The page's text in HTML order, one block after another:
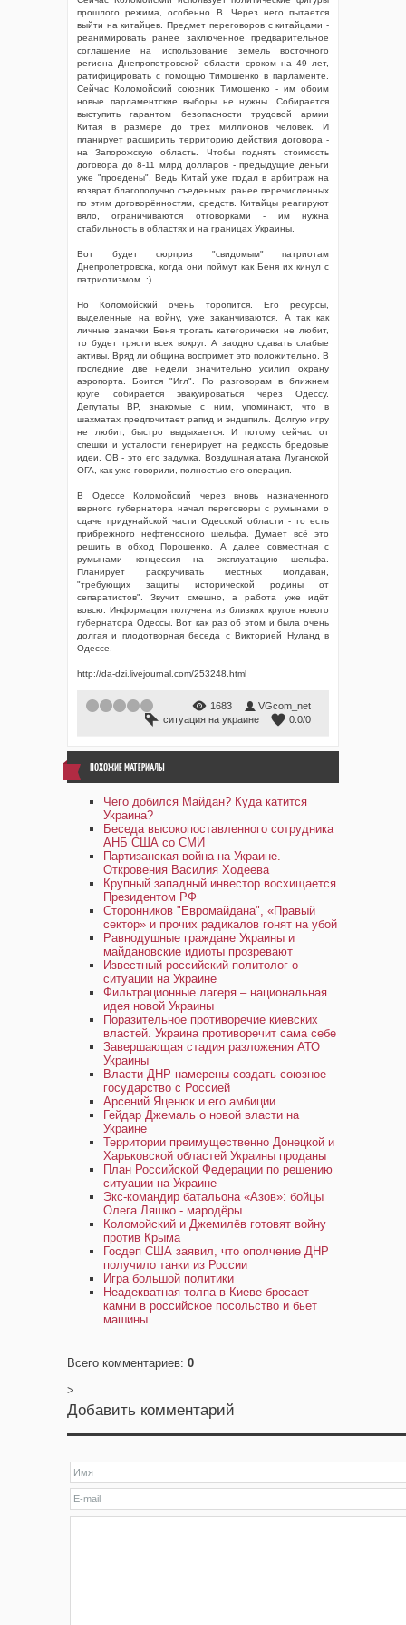
прошлого режима, особенно В. Через него пытается
выйти на китайцев. Предмет переговоров с китайцами -
реанимировать ранее заключенное предварительное
соглашение на использование земель восточного
региона Днепропетровской области сроком на 49 лет,
ратифицировать с помощью Тимошенко в парламенте.
Сейчас Коломойский союзник Тимошенко - им обоим
новые парламентские выборы не нужны. Собирается
выступить гарантом безопасности трудовой армии
Китая в размере до трёх миллионов человек. И
планирует расширить территорию действия договора -
на Запорожскую область. Чтобы поднять стоимость
договора до 8-11 млрд долларов - предыдущие деньги
уже "проедены". Ведь Китай уже подал в арбитраж на
возврат благополучно съеденных, ранее перечисленных
по этим договорённостям, средств. Китайцы реагируют
вяло, ограничиваются отговорками - им нужна
стабильность в областях и на границах Украины.
Вот будет сюрприз "свидомым" патриотам
Днепропетровска, когда они поймут как Беня их кинул с
патриотизмом. :)
Но Коломойский очень торопится. Его ресурсы,
выделенные на войну, уже заканчиваются. А так как
личные заначки Беня трогать категорически не любит,
то будет трясти всех вокруг. А заодно сдавать слабые
активы. Вряд ли община воспримет это положительно. В
последние две недели значительно усилил охрану
аэропорта. Боится "Игл". По разговорам в ближнем
круге собирается эвакуироваться через Одессу.
Депутаты ВР, знакомые с ним, упоминают, что в
шахматах предпочитает рапид и эндшпиль. Долгую игру
не любит, быстро выдыхается. И потому сейчас от
спешки и усталости генерирует на редкость бредовые
идеи. ОВ - это его задумка. Воздушная атака Луганской
ОГА, как уже говорили, полностью его операция.
В Одессе Коломойский через вновь назначенного
верного губернатора начал переговоры с румынами о
сдаче придунайской части Одесской области - то есть
прибрежного нефтеносного шельфа. Думает всё это
решить в обход Порошенко. А далее совместная с
румынами концессия на эксплуатацию шельфа.
Планирует раскручивать местных молдаван,
"требующих защиты исторической родины от
сепаратистов". Звучит смешно, а работа уже идёт
вовсю. Информация получена из близких кругов нового
губернатора Одессы. Вот как раз об этом и была очень
долгая и плодотворная беседа с Викторией Нуланд в
Одессе.
http://da-dzi.livejournal.com/253248.html
1 2 3 4 1683
VGcom_net
ситуация на украине
0.0/0
ПОХОЖИЕ МАТЕРИАЛЫ
Чего добился Майдан? Куда катится
Украина?
Беседа высокопоставленного сотрудника
АНБ США со СМИ
Партизанская война на Украине.
Откровения Василия Ходеева
Крупный западный инвестор восхищается
Президентом РФ
Сторонников "Евромайдана", «Правый
сектор» и прочих радикалов гонят на убой
Равнодушные граждане Украины и
майдановские идиоты прозревают
Известный российский политолог о
ситуации на Украине
Фильтрационные лагеря – национальная
идея новой Украины
Поразительное противоречие киевских
властей. Украина противоречит сама себе
Завершающая стадия разложения АТО
Украины
Власти ДНР намерены создать союзное
государство с Россией
Арсений Яценюк и его амбиции
Гейдар Джемаль о новой власти на
Украине
Территории преимущественно Донецкой и
Харьковской областей Украины проданы
План Российской Федерации по решению
ситуации на Украине
Экс-командир батальона «Азов»: бойцы
Олега Ляшко - мародёры
Коломойский и Джемилёв готовят войну
против Крыма
Госдеп США заявил, что ополчение ДНР
получило танки из России
Игра большой политики
Неадекватная толпа в Киеве бросает
камни в российское посольство и бьет
машины
Всего комментариев: 0
>
Добавить комментарий